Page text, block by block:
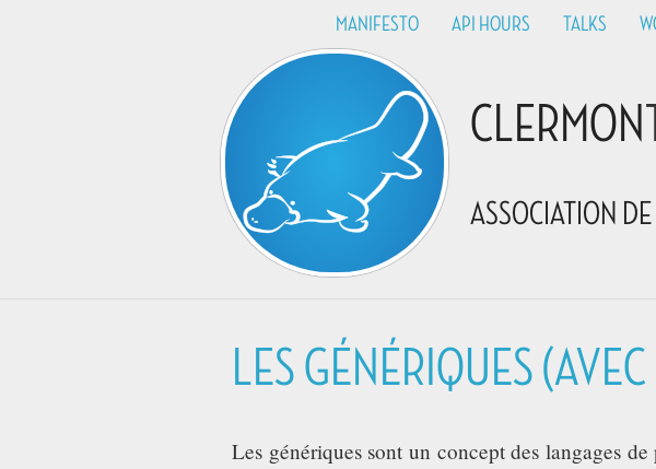
MANIFESTO API HOURS TALKS
CLERMON
ASSOCIATION
LES GÉNÉRIQUES
Les génériques sont un concept des langages